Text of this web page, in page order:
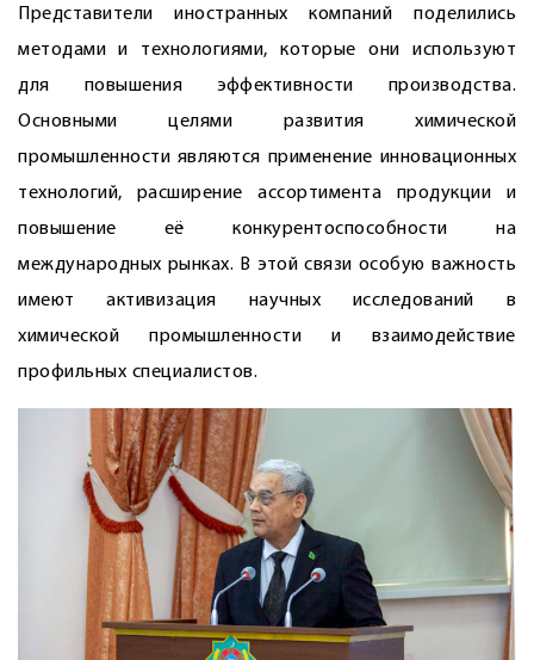
Представители иностранных компаний поделились
методами и технологиями, которые они используют
для повышения эффективности производства.
Основными целями развития химической
промышленности являются применение инновационных
технологий, расширение ассортимента продукции и
повышение её конкурентоспособности на
международных рынках. В этой связи особую важность
имеют активизация научных исследований в
химической промышленности и взаимодействие
профильных специалистов.